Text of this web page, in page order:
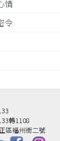
情
令
轉1108
區福州街二號